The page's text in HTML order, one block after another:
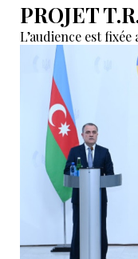
PROJET
L’audience est fixée